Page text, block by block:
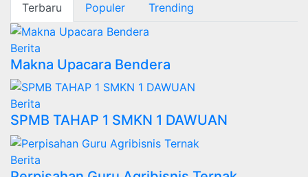
Terbaru
Populer Trending
Berita
Makna Upacara Bendera
Berita
SPMB TAHAP 1 SMKN 1 DAWUAN
Berita